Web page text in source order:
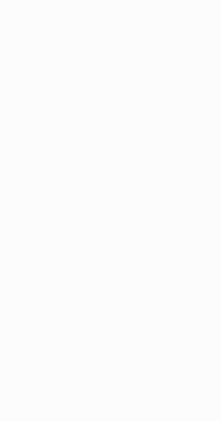
lidí současně a
vyžadují stabilní
je
proměnlivým
oddělení